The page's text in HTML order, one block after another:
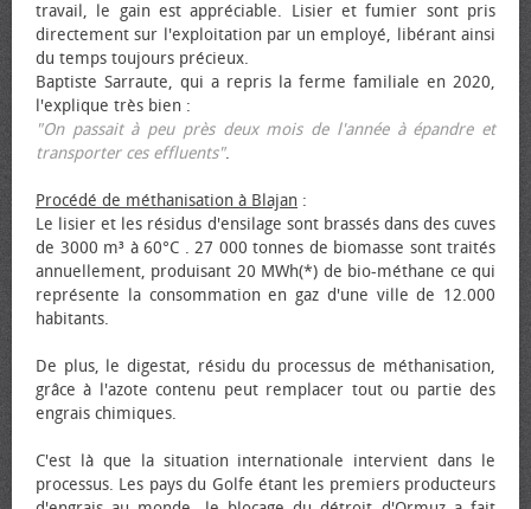
travail, le gain est appréciable. Lisier et fumier sont pris
directement sur l'exploitation par un employé, libérant ainsi
du temps toujours précieux.
Baptiste Sarraute, qui a repris la ferme familiale en 2020,
l'explique très bien :
"On passait à peu près deux mois de l'année à épandre et
transporter ces effluents".
Procédé de méthanisation à Blajan :
Le lisier et les résidus d'ensilage sont brassés dans des cuves
de 3000 m³ à 60°C . 27 000 tonnes de biomasse sont traités
annuellement, produisant 20 MWh(*) de bio-méthane ce qui
représente la consommation en gaz d'une ville de 12.000
habitants.
De plus, le digestat, résidu du processus de méthanisation,
grâce à l'azote contenu peut remplacer tout ou partie des
engrais chimiques.
C'est là que la situation internationale intervient dans le
processus. Les pays du Golfe étant les premiers producteurs